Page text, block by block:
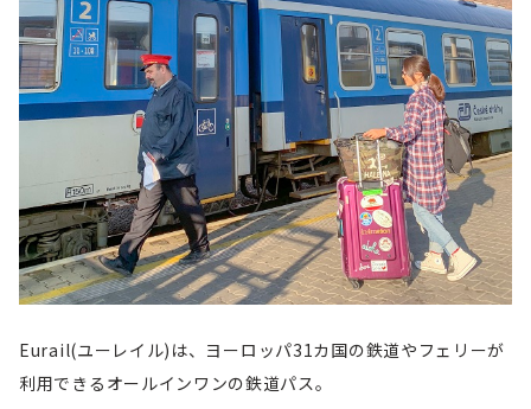
Eurail(ユーレイル)は、ヨーロッパ31カ国の鉄道やフェリーが
利用できるオールインワンの鉄道パス。